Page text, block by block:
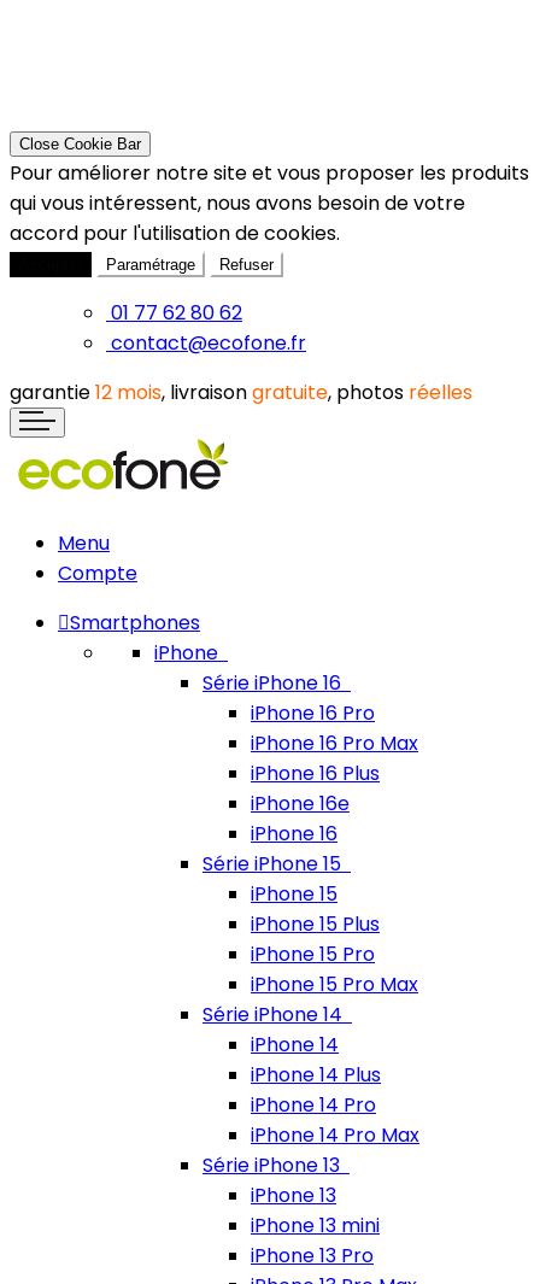
Close Cookie Bar
Pour améliorer notre site et vous proposer les produits
qui vous intéressent, nous avons besoin de votre
accord pour l'utilisation de cookies.
Paramétrage Refuser
01 77 62 80 62
contact@ecofone.fr
garantie12 mois, livraisongratuite, photos réelles
Menu
Compte
Smartphones
iPhone
Série iPhone 16
iPhone 16 Pro
iPhone 16 Pro Max
iPhone 16 Plus
iPhone 16e
iPhone 16
Série iPhone 15
iPhone 15
iPhone 15 Plus
iPhone 15 Pro
iPhone 15 Pro Max
Série iPhone 14
iPhone 14
iPhone 14 Plus
iPhone 14 Pro
iPhone 14 Pro Max
Série iPhone 13
iPhone 13
iPhone 13 mini
iPhone 13 Pro